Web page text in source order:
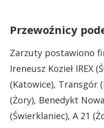
Przewoźnicy
Zarzuty postawiono
Ireneusz Kozieł IREX
(Katowice), Transgór
(Żory), Benedykt
(Świerklaniec), A 21